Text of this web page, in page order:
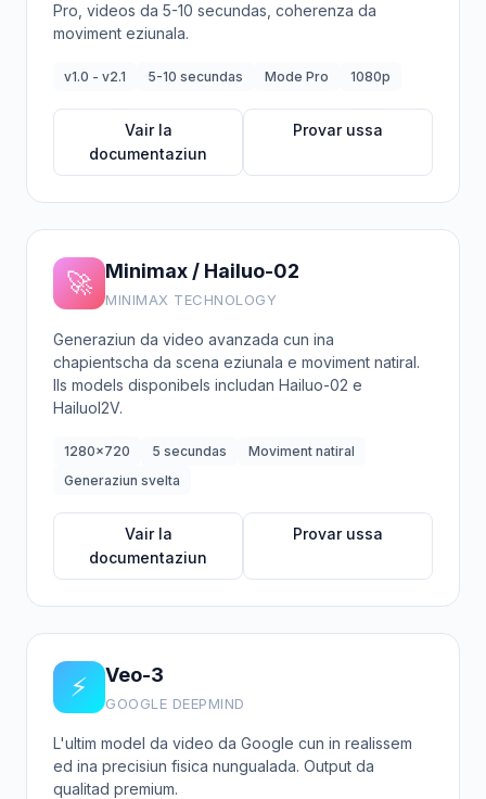
Pro, videos da 5-10 secundas, coherenza da
moviment eziunala.
v1.0 - v2.1 5-10 secundas Mode Pro 1080p
Vair la
documentaziun
Provar ussa
🚀 Minimax / Hailuo-02
MINIMAX TECHNOLOGY
Generaziun da video avanzada cun ina
chapientscha da scena eziunala e moviment natiral.
Ils models disponibels includan Hailuo-02 e
HailuoI2V.
1280x720 5 secundas
Moviment natiral
Generaziun svelta
Vair la
documentaziun
Provar ussa
⚡ Veo-3
GOOGLE DEEPMIND
L'ultim model da video da Google cun in realissem
ed ina precisiun fisica nungualada. Output da
qualitad premium.